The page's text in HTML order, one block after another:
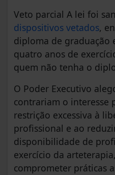
Veto parcial A lei foi
dispositivos vetados,
diploma de graduação
quatro anos de
quem não tenha o
O Poder Executivo
contrariam o interesse
restrição excessiva à
profissional e ao
disponibilidade de
exercício da
comprometer práticas